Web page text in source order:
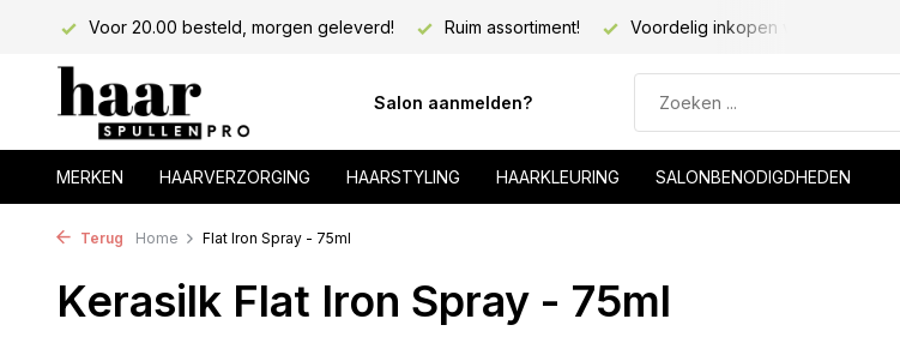
Voor 20.00 besteld, morgen geleverd! Ruim assortiment! Voordelig inkopen voor kapsalons!
Salon aanmelden?
MERKEN HAARVERZORGING HAARSTYLING HAARKLEURING SALONBENODIGDHEDEN
Terug Home Flat Iron Spray - 75ml
Kerasilk Flat Iron Spray - 75ml